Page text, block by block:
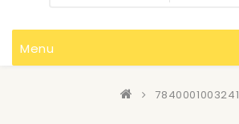
Menu
7840001003241